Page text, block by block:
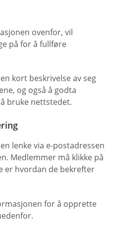
ovenfor, vil
på for å fullføre
kort beskrivelse av seg
og også å godta
bruke nettstedet.
lenke via e-postadressen
Medlemmer må klikke på
er hvordan de bekrefter
for å opprette